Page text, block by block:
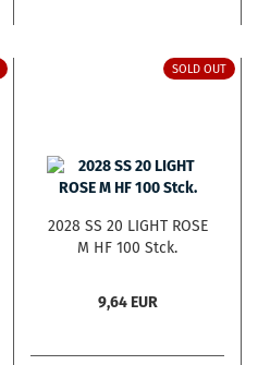
SOLD OUT
2028 SS 20 LIGHT ROSE
M HF 100 Stck.
9,64 EUR